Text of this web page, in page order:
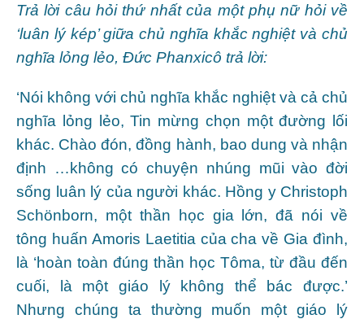
Trả lời câu hỏi thứ nhất của một phụ nữ hỏi về
‘luân lý kép’ giữa chủ nghĩa khắc nghiệt và chủ
nghĩa lỏng lẻo, Đức Phanxicô trả lời:
‘Nói không với chủ nghĩa khắc nghiệt và cả chủ
nghĩa lỏng lẻo, Tin mừng chọn một đường lối
khác. Chào đón, đồng hành, bao dung và nhận
định …không có chuyện nhúng mũi vào đời
sống luân lý của người khác. Hồng y Christoph
Schönborn, một thần học gia lớn, đã nói về
tông huấn Amoris Laetitia của cha về Gia đình,
là ‘hoàn toàn đúng thần học Tôma, từ đầu đến
cuối, là một giáo lý không thể bác được.’
Nhưng chúng ta thường muốn một giáo lý